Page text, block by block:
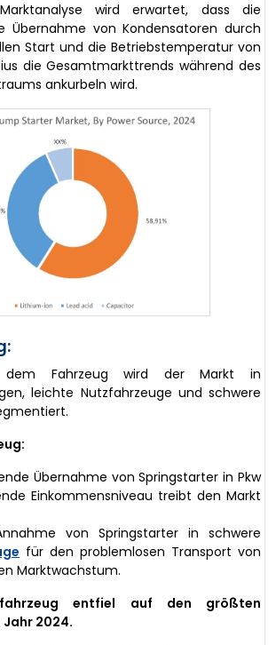
wird erwartet, dass die
Übernahme von Kondensatoren durch
Start und die Betriebstemperatur von
die Gesamtmarkttrends während des
ankurbeln wird.
dem Fahrzeug wird der Markt in
leichte Nutzfahrzeuge und schwere
Übernahme von Springstarter in Pkw
Einkommensniveau treibt den Markt
von Springstarter in schwere
für den problemlosen Transport von
Marktwachstum.
entfiel auf den größten
2024.